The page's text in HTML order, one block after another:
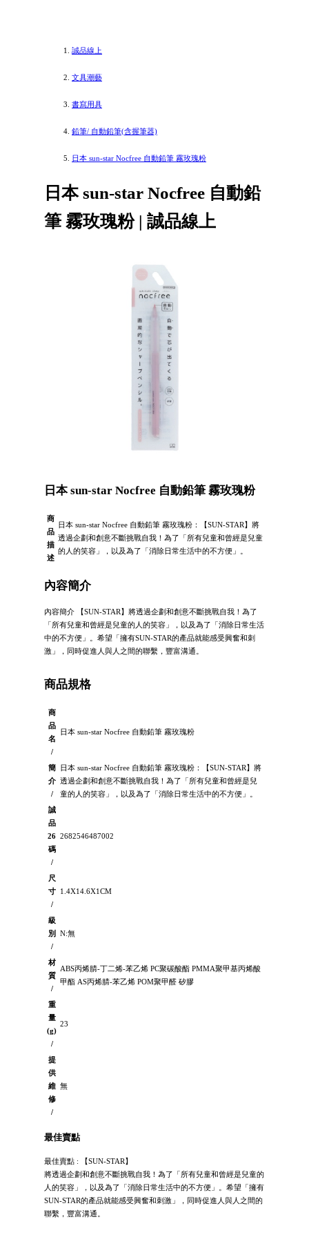
誠品線上
文具潮藝
書寫用具
鉛筆/ 自動鉛筆(含握筆器)
日本 sun-star Nocfree 自動鉛筆 霧玫瑰粉
日本 sun-star Nocfree 自動鉛
筆 霧玫瑰粉 | 誠品線上
日本 sun-star Nocfree 自動鉛筆 霧玫瑰粉
商
品
描
述
日本 sun-star Nocfree 自動鉛筆 霧玫瑰粉：【SUN-STAR】將
透過企劃和創意不斷挑戰自我！為了「所有兒童和曾經是兒童
的人的笑容」，以及為了「消除日常生活中的不方便」。
內容簡介
內容簡介 【SUN-STAR】將透過企劃和創意不斷挑戰自我！為了
「所有兒童和曾經是兒童的人的笑容」，以及為了「消除日常生活
中的不方便」。希望「擁有SUN-STAR的產品就能感受興奮和刺
激」，同時促進人與人之間的聯繫，豐富溝通。
商品規格
商
品
名
/
日本 sun-star Nocfree 自動鉛筆 霧玫瑰粉
簡
介
/
日本 sun-star Nocfree 自動鉛筆 霧玫瑰粉：【SUN-STAR】將
透過企劃和創意不斷挑戰自我！為了「所有兒童和曾經是兒
童的人的笑容」，以及為了「消除日常生活中的不方便」。
誠
品
26
碼
/
2682546487002
尺
寸
/
1.4X14.6X1CM
級
別
/
N:無
材
質
/
ABS丙烯腈-丁二烯-苯乙烯 PC聚碳酸酯 PMMA聚甲基丙烯酸
甲酯 AS丙烯腈-苯乙烯 POM聚甲醛 矽膠
重
量
(g)
/
23
提
供
維
修
/
無
最佳賣點
最佳賣點 : 【SUN-STAR】
將透過企劃和創意不斷挑戰自我！為了「所有兒童和曾經是兒童的
人的笑容」，以及為了「消除日常生活中的不方便」。希望「擁有
SUN-STAR的產品就能感受興奮和刺激」，同時促進人與人之間的
聯繫，豐富溝通。